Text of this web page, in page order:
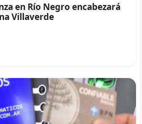
en Río Negro encabezará
Villaverde